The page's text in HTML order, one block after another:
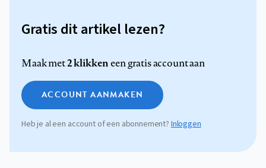
Gratis dit artikel lezen?
Maak met2 klikkeneen gratis account aan
ACCOUNT AANMAKEN
Heb je al een account of een abonnement? Inloggen